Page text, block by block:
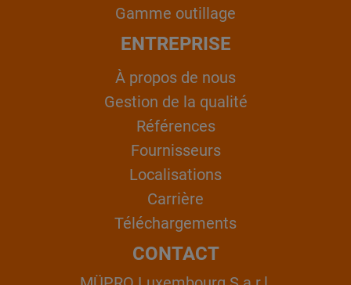
Gamme outillage
ENTREPRISE
À propos de nous
Gestion de la qualité
Références
Fournisseurs
Localisations
Carrière
Téléchargements
CONTACT